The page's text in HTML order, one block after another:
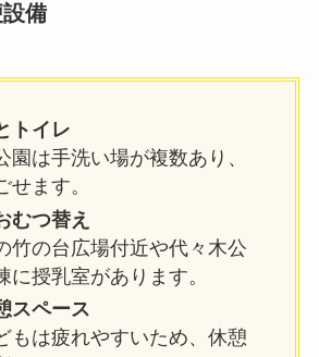
備
トイレ
園は手洗い場が複数あり、
せます。
むつ替え
竹の台広場付近や代々木公
に授乳室があります。
スペース
もは疲れやすいため、休憩